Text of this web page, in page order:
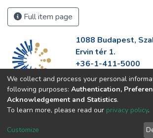
Full item page
1088 Budapest,
Ervin tér 1.
+36-1-411-5000
info@fszek.hu
https://fszek.hu
We collect and process your personal
following purposes: Authentication,
Acknowledgement and Statistics.
To learn more, please read our privacy policy.
Customize